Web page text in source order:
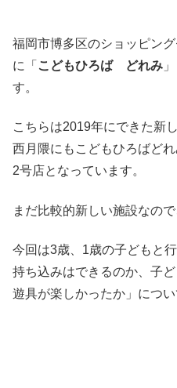
福岡市博多区のショッピン
に「 こどもひろば どれみ
す。
こちらは2019年にできた新
西月隈にもこどもひろばど
2号店となっています。
まだ比較的新しい施設なの
今回は3歳、1歳の子どもと
持ち込みはできるのか、子
遊具が楽しかったか」につい